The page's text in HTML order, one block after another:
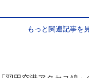
もっと関連記事を